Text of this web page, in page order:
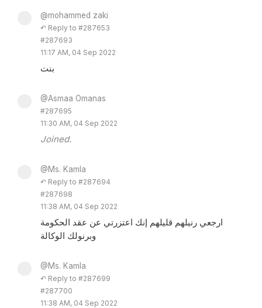
@mohammed zaki
↶ Reply to #287653
#287693
11:17 AM, 04 Sep 2022
بنت
@Asmaa Omanas
#287695
11:30 AM, 04 Sep 2022
Joined.
@Ms. Kamla
↶ Reply to #287694
#287698
11:38 AM, 04 Sep 2022
ارجعي رنيلهم قليلهم إنك اعتزرتي عن عقد الحكومة
وبرنولك الوكالة
@Ms. Kamla
↶ Reply to #287699
#287700
11:38 AM, 04 Sep 2022